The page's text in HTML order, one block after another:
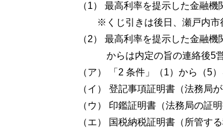
（1） 最高利率を提示した金融
※くじ引きは後日、瀬戸内市役
（2） 最高利率を提示した金融
からは内定の旨の連絡後5営業
（ア） 「2 条件」（1）から（5
（イ） 登記事項証明書（法務局
（ウ） 印鑑証明書（法務局の証明
（エ） 国税納税証明書（所管す